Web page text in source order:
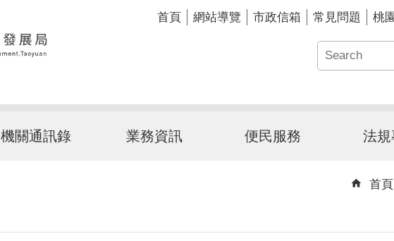
首頁 網站導覽 市政信箱 常見問題 桃
機關通訊錄 業務資訊 便民服務 法規
首頁